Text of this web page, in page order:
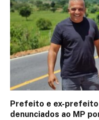
Prefeito e ex-prefeito
denunciados ao MP